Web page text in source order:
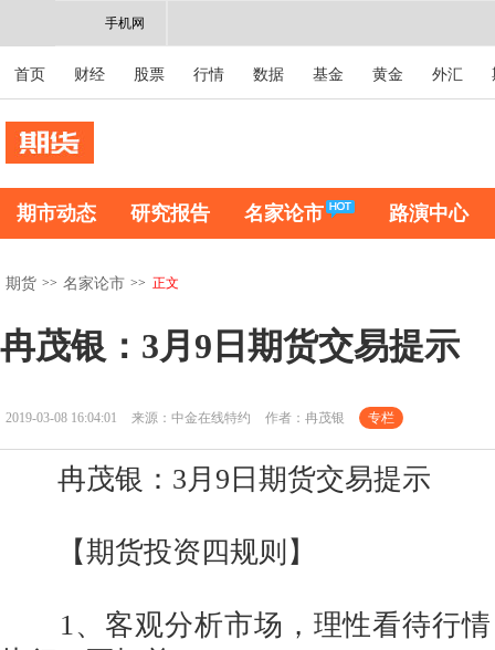
手机网
首页 财经 股票 行情 数据 基金 黄金 外汇
期市动态 研究报告 名家论市 路演中心
期货 >> 名家论市 >> 正文
冉茂银：3月9日期货交易提示
2019-03-08 16:04:01 来源：中金在线特约 作者：冉茂银 专栏
冉茂银：3月9日期货交易提示
【期货投资四规则】
1、客观分析市场，理性看待行情